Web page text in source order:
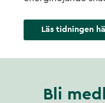
Läs tidningen
Bli